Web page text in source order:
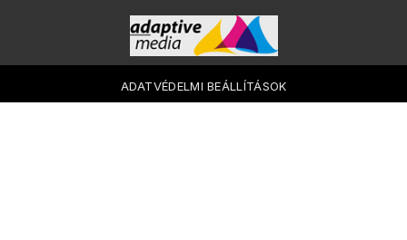
ADATVÉDELMI BEÁLLÍTÁSOK